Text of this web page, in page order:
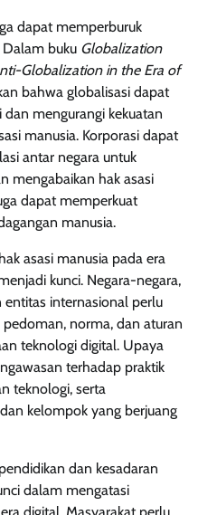
dapat memperburuk
Dalam buku Globalization
Globalization in the Era of
bahwa globalisasi dapat
mengurangi kekuatan
manusia. Korporasi dapat
antar negara untuk
mengabaikan hak asasi
dapat memperkuat
manusia.
asasi manusia pada era
kunci. Negara-negara,
internasional perlu
norma, dan aturan
teknologi digital. Upaya
terhadap praktik
teknologi, serta
kelompok yang berjuang
dan kesadaran
dalam mengatasi